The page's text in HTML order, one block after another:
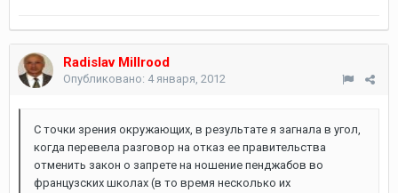
Radislav Millrood
Опубликовано: 4 января, 2012
С точки зрения окружающих, в результате я загнала в угол,
когда перевела разговор на отказ ее правительства
отменить закон о запрете на ношение пенджабов во
французских школах (в то время несколько их